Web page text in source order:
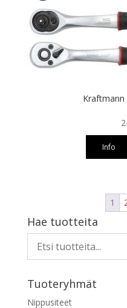
Kraftmann
Info
1
Hae tuotteita
Tuoteryhmät
Nippusiteet